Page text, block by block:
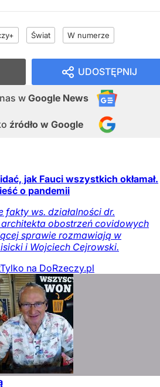
Świat W numerze
UDOSTĘPNIJ
w Google News
źródło w Google
jak Fauci wszystkich okłamał.
o pandemii
ws. działalności dr.
obostrzeń covidowych
sprawie rozmawiają w
i Wojciech Cejrowski.
Tylko na DoRzeczy.pl